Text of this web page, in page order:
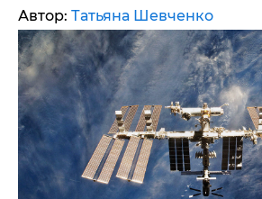
Автор: Татьяна Шевченко